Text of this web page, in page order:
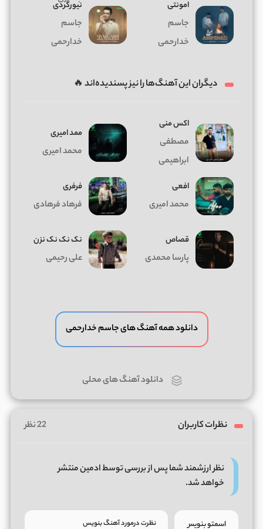
امونتی
جاسم
خدارحمی
نيورگردى
جاسم
خدارحمی
دیگران این آهنگ‌ها را نیز پسندیده‌اند 🔥
اکس منی
مصطفی
ابراهیمی
ممد امیری
محمد امیری
افعی
محمد امیری
فرفری
فرهاد فرهادی
قصاص
پارسا محمدی
نک نک نک نزن
علی رحیمی
دانلود همه آهنگ های جاسم خدارحمی
دانلود آهنگ های محلی
نظرات کاربران 22 نظر
نظر ارزشمند شما پس از بررسی توسط ادمین منتشر
خواهد شد.